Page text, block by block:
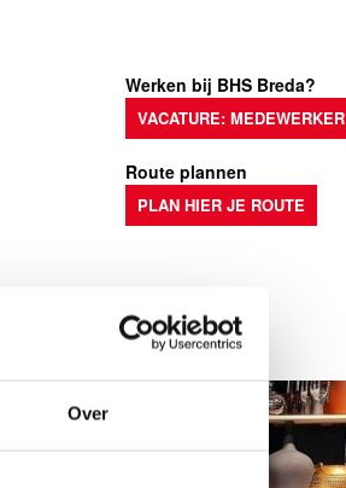
Over
Werken bij BHS Breda?
VACATURE: MEDEWERKER
Route plannen
PLAN HIER JE ROUTE